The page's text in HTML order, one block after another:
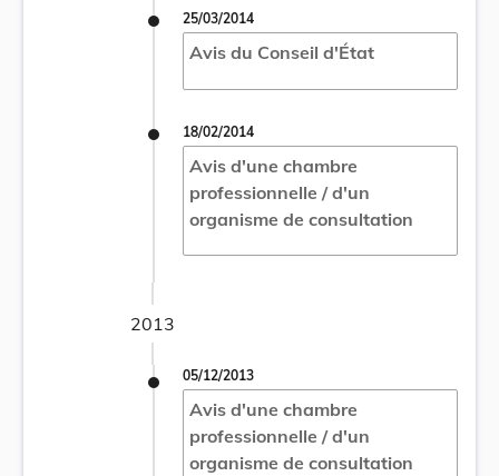
25/03/2014
Avis du Conseil d'État
18/02/2014
Avis d'une chambre
professionnelle / d'un
organisme de consultation
2013
05/12/2013
Avis d'une chambre
professionnelle / d'un
organisme de consultation